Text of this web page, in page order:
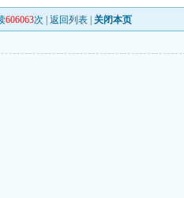
606063次 |返回列表 关闭本页